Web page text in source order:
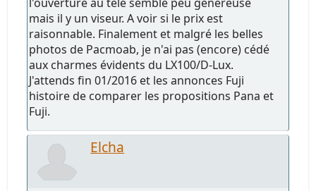
mais il y un viseur. A voir si le prix est
raisonnable. Finalement et malgré les belles
photos de Pacmoab, je n'ai pas (encore) cédé
aux charmes évidents du LX100/D-Lux.
J'attends fin 01/2016 et les annonces Fuji
histoire de comparer les propositions Pana et
Fuji.
Elcha